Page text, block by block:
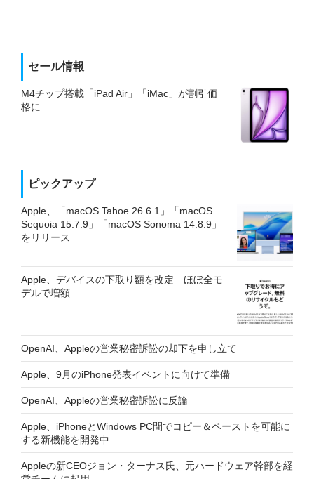
セール情報
M4チップ搭載「iPad Air」「iMac」が割引価
格に
ピックアップ
Apple、「macOS Tahoe 26.6.1」「macOS
Sequoia 15.7.9」「macOS Sonoma 14.8.9」
をリリース
Apple、デバイスの下取り額を改定 ほぼ全モ
デルで増額
OpenAI、Appleの営業秘密訴訟の却下を申し立て
Apple、9月のiPhone発表イベントに向けて準備
OpenAI、Appleの営業秘密訴訟に反論
Apple、iPhoneとWindows PC間でコピー＆ペーストを可能に
する新機能を開発中
Appleの新CEOジョン・ターナス氏、元ハードウェア幹部を経